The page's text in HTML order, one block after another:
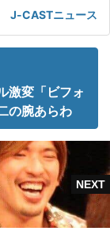
J-CASTニュース
激変「ビフォ
の腕あらわ